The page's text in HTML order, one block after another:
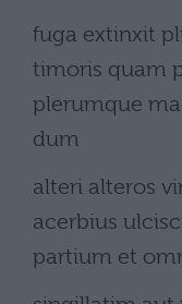
fuga extinxit
timoris quam
plerumque
dum
alteri alteros
acerbius
partium et